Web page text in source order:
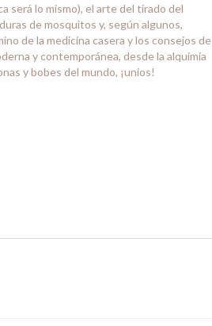
será lo mismo), el arte del tirado del
de mosquitos y, según algunos,
de la medicina casera y los consejos de
y contemporánea, desde la alquimia
y bobes del mundo, ¡uníos!